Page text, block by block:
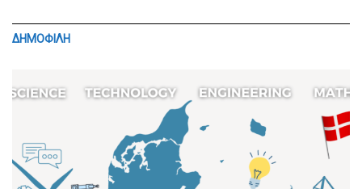
ΔΗΜΟΦΙΛΗ